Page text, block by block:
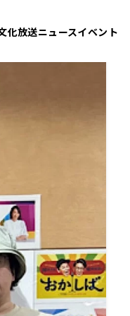
化放送ニュースイベント